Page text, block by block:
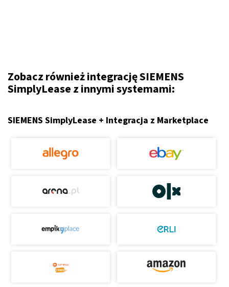
Zobacz również integrację SIEMENS
SimplyLease z innymi systemami:
SIEMENS SimplyLease + Integracja z Marketplace